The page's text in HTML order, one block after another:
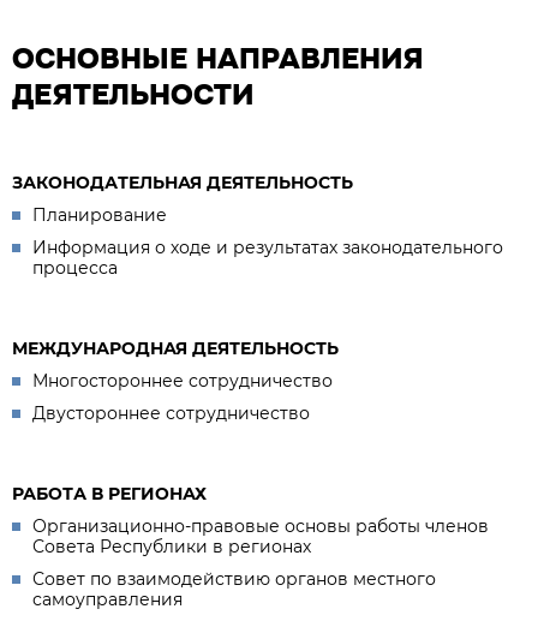
ОСНОВНЫЕ НАПРАВЛЕНИЯ
ДЕЯТЕЛЬНОСТИ
ЗАКОНОДАТЕЛЬНАЯ ДЕЯТЕЛЬНОСТЬ
Планирование
Информация о ходе и результатах законодательного
процесса
МЕЖДУНАРОДНАЯ ДЕЯТЕЛЬНОСТЬ
Многостороннее сотрудничество
Двустороннее сотрудничество
РАБОТА В РЕГИОНАХ
Организационно-правовые основы работы членов
Совета Республики в регионах
Совет по взаимодействию органов местного
самоуправления